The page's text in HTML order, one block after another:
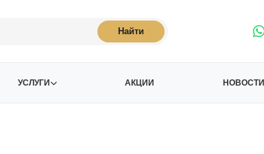
Найти
УСЛУГИ АКЦИИ НОВОСТИ